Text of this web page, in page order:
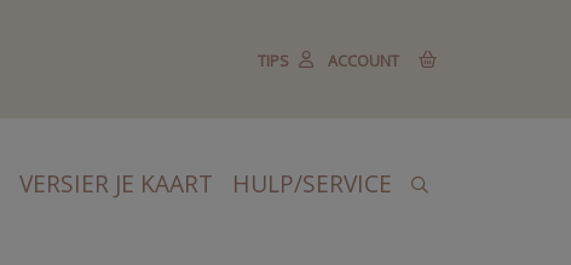
TIPS ACCOUNT
VERSIER JE KAART HULP/SERVICE